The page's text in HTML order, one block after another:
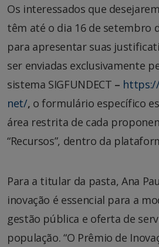
Os interessados que
têm até o dia 16 de setembro
para apresentar suas
ser enviadas exclusivamente
sistema SIGFUNDECT –
net/, o formulário específico
área restrita de cada
“Recursos”, dentro da
Para a titular da pasta, Ana
inovação é essencial para a
gestão pública e oferta de
população. “O Prêmio de